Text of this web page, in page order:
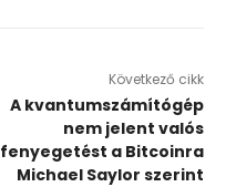
Következő cikk
A kvantumszámítógép
nem jelent valós
fenyegetést a Bitcoinra
Michael Saylor szerint